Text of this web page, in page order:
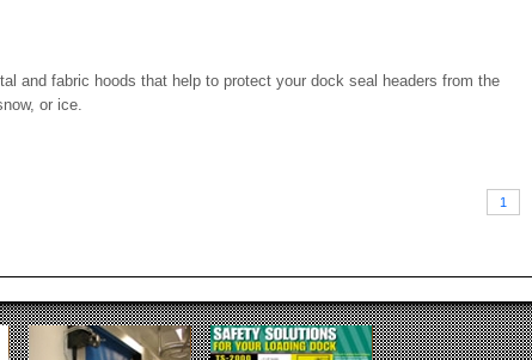
and fabric hoods that help to protect your dock seal headers from the
or ice.
1